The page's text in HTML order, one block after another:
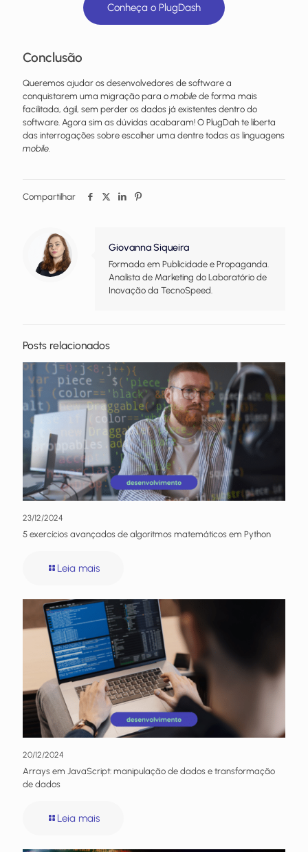
Conheça o PlugDash
Conclusão
Queremos ajudar os desenvolvedores de software a
conquistarem uma migração para o mobile de forma mais
facilitada, ágil, sem perder os dados já existentes dentro do
software. Agora sim as dúvidas acabaram! O PlugDah te liberta
das interrogações sobre escolher uma dentre todas as linguagens
mobile.
Compartilhar
Giovanna Siqueira
Formada em Publicidade e Propaganda.
Analista de Marketing do Laboratório de
Inovação da TecnoSpeed.
Posts relacionados
23/12/2024
5 exercícios avançados de algoritmos matemáticos em Python
Leia mais
20/12/2024
Arrays em JavaScript: manipulação de dados e transformação
de dados
Leia mais